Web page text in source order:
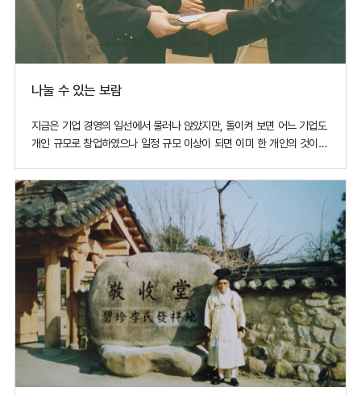
나눌 수 있는 보람
지금은 기업 경영의 일선에서 물러나 앉았지만, 돌이켜 보면 어느 기업도
개인 규모로 창업하였으나 일정 규모 이상이 되면 이미 한 개인의 것이
기업의 사회적 자산 가치를 높이는 일에 그 책무가 있다고 할 것이며
자라나는 우리 후세들이 살아갈 세상을 생각하며 다음 세대를 위한
노력도 같이 해